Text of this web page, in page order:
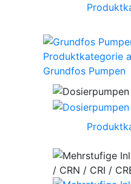
Produktkategorie
Grundfos Pumpen